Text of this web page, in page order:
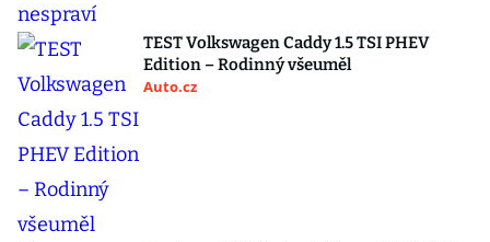
TEST Volkswagen Caddy 1.5 TSI PHEV
Edition – Rodinný všeuměl
Auto.cz